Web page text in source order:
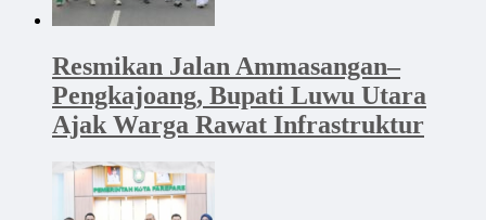
Resmikan Jalan Ammasangan–
Pengkajoang, Bupati Luwu Utara
Ajak Warga Rawat Infrastruktur